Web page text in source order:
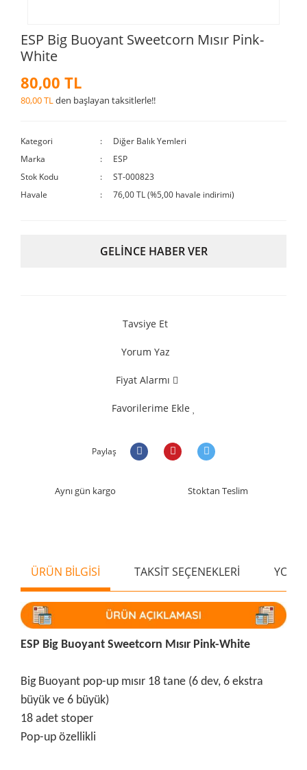
ESP Big Buoyant Sweetcorn Mısır Pink-
White
80,00 TL
80,00 TLden başlayan taksitlerle!!
Kategori
Diğer Balık Yemleri
Marka
ESP
Stok Kodu
ST-000823
Havale
76,00 TL (%5,00 havale indirimi)
GELİNCE HABER VER
Tavsiye Et
Yorum Yaz
Fiyat Alarmı
Favorilerime Ekle
Paylaş
Aynı gün kargo Stoktan Teslim
ÜRÜN BİLGİSİ TAKSİT SEÇENEKLERİ
ESP Big Buoyant Sweetcorn Mısır Pink-White
Big Buoyant pop-up mısır 18 tane (6 dev, 6 ekstra
büyük ve 6 büyük)
18 adet stoper
Pop-up özellikli